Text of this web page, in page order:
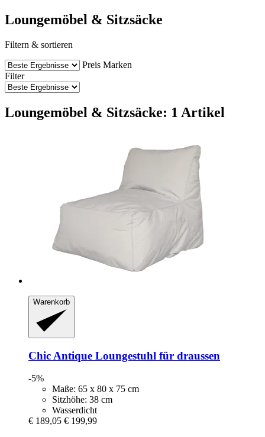
Loungemöbel & Sitzsäcke
Filtern & sortieren
Preis Marken
Filter
Loungemöbel & Sitzsäcke: 1 Artikel
Warenkorb
Chic Antique Loungestuhl für draussen
-5%
Maße: 65 x 80 x 75 cm
Sitzhöhe: 38 cm
Wasserdicht
€ 189,05 € 199,99